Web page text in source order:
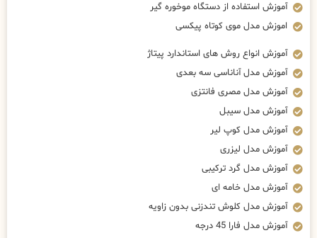
آموزش استفاده از دستگاه موخوره گیر
اموزش مدل موی کوتاه پیکسی
آموزش انواع روش های استاندارد پیتاژ
آموزش مدل آناناسی سه بعدی
آموزش مدل مصری فانتزی
آموزش مدل سیبل
آموزش مدل کوپ لیر
آموزش مدل لیزری
آموزش مدل گرد ترکیبی
آموزش مدل خامه ای
آموزش مدل کلوش تندزنی بدون زاویه
آموزش مدل فارا 45 درجه